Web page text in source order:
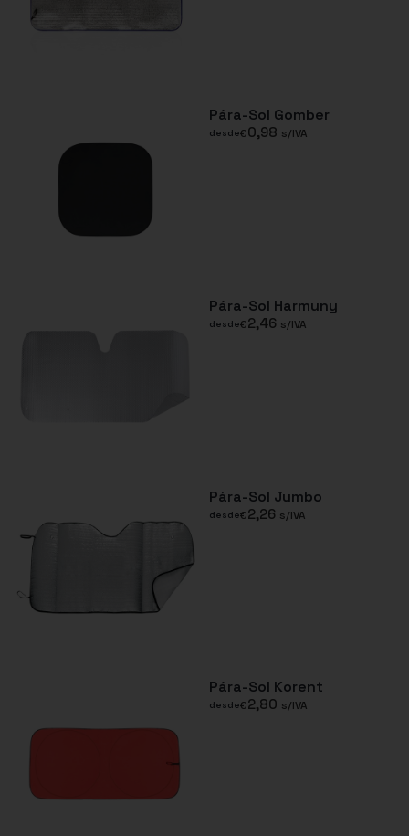
Pára-Sol Gomber
desde€0,98 s/IVA
Pára-Sol Harmuny
desde€2,46 s/IVA
Pára-Sol Jumbo
desde€2,26 s/IVA
Pára-Sol Korent
desde€2,80 s/IVA